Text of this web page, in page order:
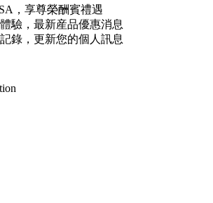
，享尊榮酬賓禮遇
驗，最新産品優惠消息
錄，更新您的個人訊息